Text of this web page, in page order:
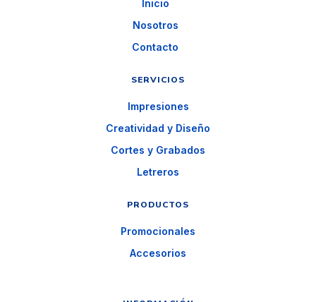
Inicio
Nosotros
Contacto
SERVICIOS
Impresiones
Creatividad y Diseño
Cortes y Grabados
Letreros
PRODUCTOS
Promocionales
Accesorios